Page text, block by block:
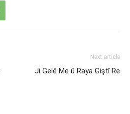
Next article
Ji Gelê Me û Raya Giştî Re